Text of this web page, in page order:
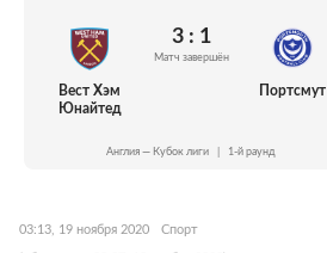
Вест Хэм
Юнайтед
3 : 1
Матч завершён
Портсмут
Англия — Кубок лиги 1-й раунд
03:13, 19 ноября 2020 Спорт